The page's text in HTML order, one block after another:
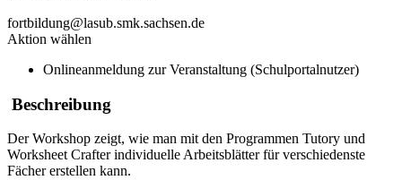
fortbildung@lasub.smk.sachsen.de
Aktion wählen
Onlineanmeldung zur Veranstaltung (Schulportalnutzer)
Beschreibung
Der Workshop zeigt, wie man mit den Programmen Tutory und
Worksheet Crafter individuelle Arbeitsblätter für verschiedenste
Fächer erstellen kann.